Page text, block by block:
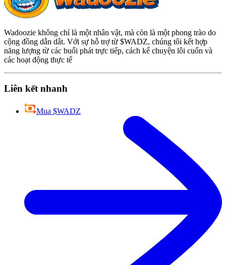
Wadoozie không chỉ là một nhân vật, mà còn là một phong trào do
cộng đồng dẫn dắt. Với sự hỗ trợ từ $WADZ, chúng tôi kết hợp
năng lượng từ các buổi phát trực tiếp, cách kể chuyện lôi cuốn và
các hoạt động thực tế
Liên kết nhanh
Mua $WADZ